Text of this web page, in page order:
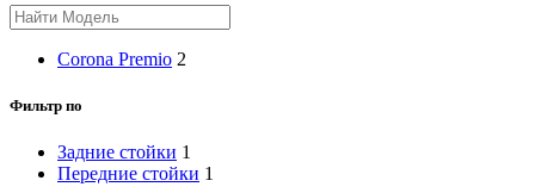
Corona Premio 2
Фильтр по
Задние стойки 1
Передние стойки 1